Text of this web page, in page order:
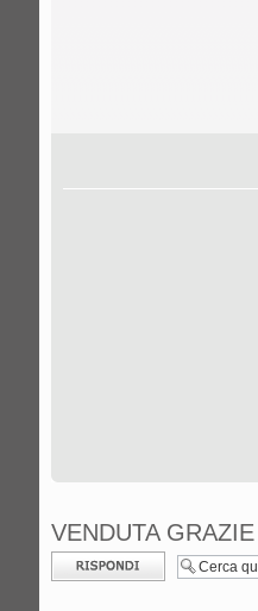
VENDUTA GRAZIE
Rispondi al
messaggio